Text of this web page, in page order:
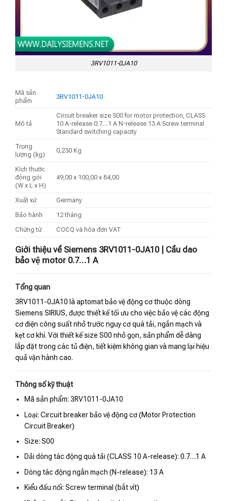
3RV1011-0JA10
Mã sản
phẩm
3RV1011-0JA10
Mô tả
Circuit breaker size S00 for motor protection, CLASS
10 A-release 0.7…1 A N-release 13 A Screw terminal
Standard switching capacity
Trọng
lượng (kg)
0,230 Kg
Kích thước
đóng gói
(W x L x H)
49,00 x 100,00 x 84,00
Xuất xứ
Germany
Bảo hành
12 tháng
Chứng từ
COCQ và hóa đơn VAT
Giới thiệu về Siemens 3RV1011-0JA10 | Cầu dao
bảo vệ motor 0.7…1 A
Tổng quan
3RV1011-0JA10 là aptomat bảo vệ động cơ thuộc dòng
Siemens SIRIUS, được thiết kế tối ưu cho việc bảo vệ các động
cơ điện công suất nhỏ trước nguy cơ quá tải, ngắn mạch và
kẹt cơ khí. Với thiết kế size S00 nhỏ gọn, sản phẩm dễ dàng
lắp đặt trong các tủ điện, tiết kiệm không gian và mang lại hiệu
quả vận hành cao.
Thông số kỹ thuật
Mã sản phẩm: 3RV1011-0JA10
Loại: Circuit breaker bảo vệ động cơ (Motor Protection
Circuit Breaker)
Size: S00
Dải dòng tác động quá tải (CLASS 10 A-release): 0.7…1 A
Dòng tác động ngắn mạch (N-release): 13 A
Kiểu đấu nối: Screw terminal (bắt vít)